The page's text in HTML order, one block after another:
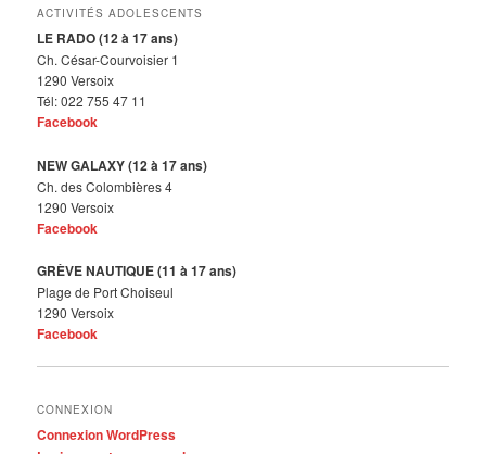
ACTIVITÉS ADOLESCENTS
LE RADO (12 à 17 ans)
Ch. César-Courvoisier 1
1290 Versoix
Tél: 022 755 47 11
Facebook
NEW GALAXY (12 à 17 ans)
Ch. des Colombières 4
1290 Versoix
Facebook
GRÈVE NAUTIQUE (11 à 17 ans)
Plage de Port Choiseul
1290 Versoix
Facebook
CONNEXION
Connexion WordPress